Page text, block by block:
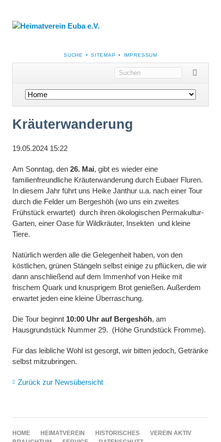
NAVIGATION
ÜBERSPRINGEN
SUCHE SITEMAP IMPRESSUM
Navigation
überspringen
Kräuterwanderung
19.05.2024 15:22
Am Sonntag, den 26. Mai, gibt es wieder eine
familienfreundliche Kräuterwanderung durch Eubaer Fluren.
In diesem Jahr führt uns Heike Janthur u.a. nach einer Tour
durch die Felder um Bergeshöh (wo uns ein zweites
Frühstück erwartet) durch ihren ökologischen Permakultur-
Garten, einer Oase für Wildkräuter, Insekten und kleine
Tiere.
Natürlich werden alle die Gelegenheit haben, von den
köstlichen, grünen Stängeln selbst einige zu pflücken, die wir
dann anschließend auf dem Immenhof von Heike mit
frischem Quark und knusprigem Brot genießen. Außerdem
erwartet jeden eine kleine Überraschung.
Die Tour beginnt 10:00 Uhr auf Bergeshöh, am
Hausgrundstück Nummer 29. (Höhe Grundstück Fromme).
Für das leibliche Wohl ist gesorgt, wir bitten jedoch, Getränke
selbst mitzubringen.
Zurück zur Newsübersicht
NAVIGATION
HOME HEIMATVEREIN HISTORISCHES
VEREIN AKTIV